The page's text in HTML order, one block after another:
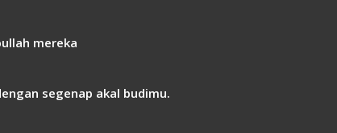
mereka
segenap akal budimu.